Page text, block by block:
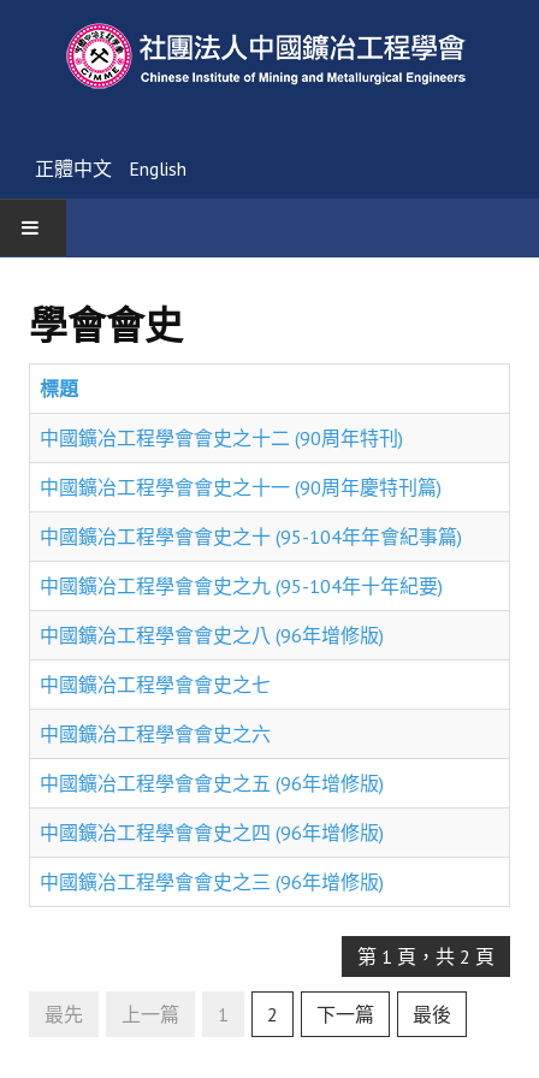
正體中文 English
最新消息
活動通告
友會消息
學會簡介
理事長的話
學會會史
學會會歌
學會會址沿革
學會組織與架構
架構圖
理監事會
現任學會職員錄
學會會史
標題
中國鑛冶工程學會會史之十二 (90周年特刊)
中國鑛冶工程學會會史之十一 (90周年慶特刊篇)
中國鑛冶工程學會會史之十 (95-104年年會紀事篇)
中國鑛冶工程學會會史之九 (95-104年十年紀要)
中國鑛冶工程學會會史之八 (96年增修版)
中國鑛冶工程學會會史之七
中國鑛冶工程學會會史之六
中國鑛冶工程學會會史之五 (96年增修版)
中國鑛冶工程學會會史之四 (96年增修版)
中國鑛冶工程學會會史之三 (96年增修版)
第 1 頁，共 2 頁
最先 上一篇 1 2 下一篇 最後